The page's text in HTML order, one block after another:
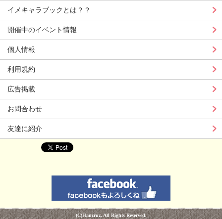
イメキャラブックとは？？
開催中のイベント情報
個人情報
利用規約
広告掲載
お問合わせ
友達に紹介
(C)Hancruz. All Rights Reserved.